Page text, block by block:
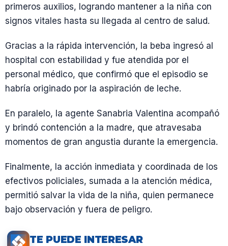
primeros auxilios, logrando mantener a la niña con
signos vitales hasta su llegada al centro de salud.
Gracias a la rápida intervención, la beba ingresó al
hospital con estabilidad y fue atendida por el
personal médico, que confirmó que el episodio se
habría originado por la aspiración de leche.
En paralelo, la agente Sanabria Valentina acompañó
y brindó contención a la madre, que atravesaba
momentos de gran angustia durante la emergencia.
Finalmente, la acción inmediata y coordinada de los
efectivos policiales, sumada a la atención médica,
permitió salvar la vida de la niña, quien permanece
bajo observación y fuera de peligro.
TE PUEDE INTERESAR